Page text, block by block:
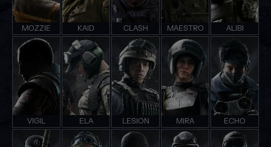
MOZZIE KAID CLASH MAESTRO ALIBI
VIGIL ELA LESION MIRA ECHO